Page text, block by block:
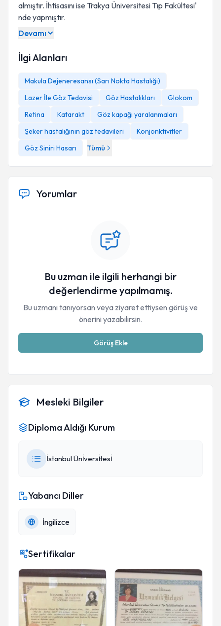
almıştır. İhtisasını ise Trakya Üniversitesi Tıp Fakültesi'
nde yapmıştır.
Devamı
İlgi Alanları
Makula Dejeneresansı (Sarı Nokta Hastalığı)
Lazer İle Göz Tedavisi
Göz Hastalıkları
Glokom
Retina
Katarakt
Göz kapağı yaralanmaları
Şeker hastalığının göz tedavileri
Konjonktivitler
Göz Siniri Hasarı
Tümü
Yorumlar
Bu uzman ile ilgili herhangi bir
değerlendirme yapılmamış.
Bu uzmanı tanıyorsan veya ziyaret ettiysen görüş ve
önerini yazabilirsin.
Görüş Ekle
Mesleki Bilgiler
Diploma Aldığı Kurum
İstanbul Üni̇versi̇tesi̇
Yabancı Diller
İngilizce
Sertifikalar